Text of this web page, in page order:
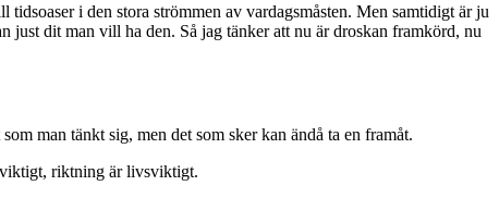
i den stora strömmen av vardagsmåsten. Men samtidigt är ju
just dit man vill ha den. Så jag tänker att nu är droskan framkörd, nu
man tänkt sig, men det som sker kan ändå ta en framåt.
riktning är livsviktigt.